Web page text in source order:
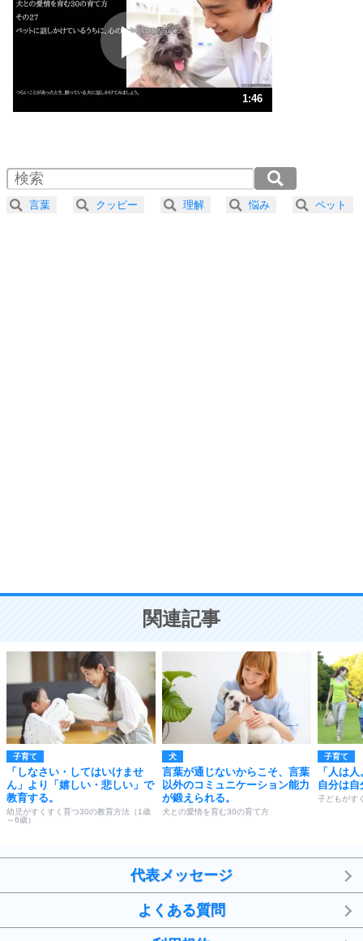
プラス思考
ポジティブになれない原因は、行動しないから。
ポジティブ思考になる30の方法
ストレス対策
人生、なんとかなるもの。
気楽に生きる30の方法
4 器の大きい人は、怒りを優しさで表現する。
ことが大切。
1:46
2.0倍速 （210KB 53秒）
2.5倍速 （168KB 42秒）
3.0倍速 （140KB 35秒）
言葉 クッピー 理解 悩み ペット
関連記事
子育て
「しなさい・してはいけませ
ん」より「嬉しい・悲しい」で
教育する。
幼児がすくすく育つ30の教育方法（1歳
～6歳）
犬
言葉が通じないからこそ、言葉
以外のコミュニケーション能力
が鍛えられる。
犬との愛情を育む30の育て方
子育て
「人は人
自分は自
子どもがす
代表メッセージ
よくある質問